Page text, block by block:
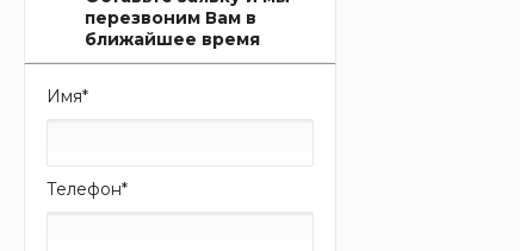
перезвоним Вам в
ближайшее время
Имя*
Телефон*